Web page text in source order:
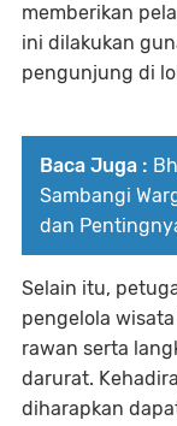
memberikan
ini dilakukan
pengunjung di
Baca Juga :
Sambangi
dan
Selain itu,
pengelola
rawan serta
darurat.
diharapkan